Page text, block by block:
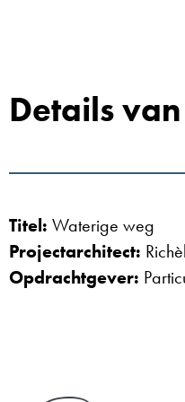
Details
Titel: Waterige weg
Projectarchitect:
Opdrachtgever: